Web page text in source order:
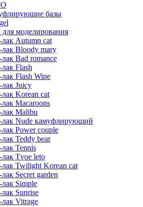
базы
для моделирования
лак Autumn cat
лак Bloody mary
лак Bad romance
лак Flash
лак Flash Wine
лак Juicy
лак Korean cat
лак Macaroons
лак Malibu
лак Nude камуфлирующий
лак Power couple
лак Teddy bear
лак Tennis
лак Tvoe leto
лак Twilight Korean cat
лак Secret garden
лак Simple
лак Sunrise
лак Vitrage